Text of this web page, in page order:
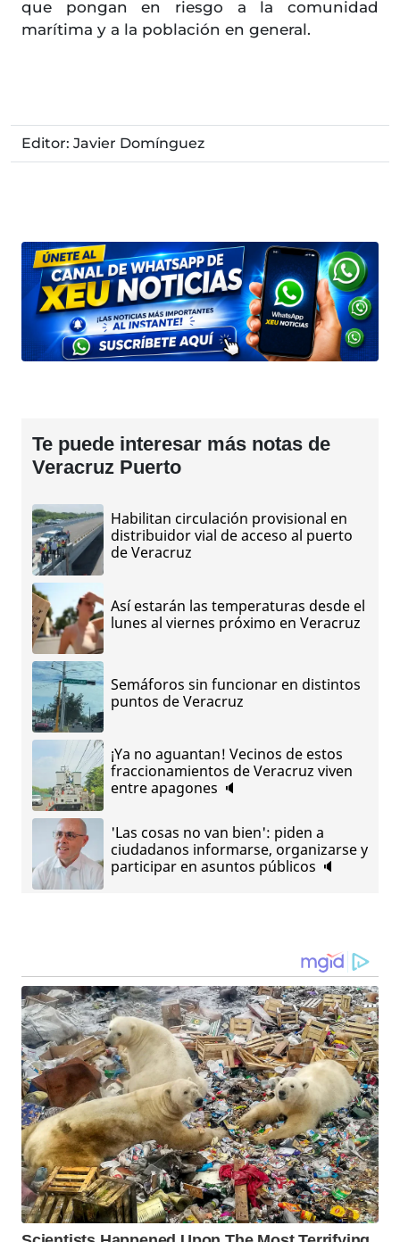
que pongan en riesgo a la comunidad
marítima y a la población en general.
Editor: Javier Domínguez
Te puede interesar más notas de
Veracruz Puerto
Habilitan circulación provisional en
distribuidor vial de acceso al puerto
de Veracruz
Así estarán las temperaturas desde el
lunes al viernes próximo en Veracruz
Semáforos sin funcionar en distintos
puntos de Veracruz
¡Ya no aguantan! Vecinos de estos
fraccionamientos de Veracruz viven
entre apagones 🔈
'Las cosas no van bien': piden a
ciudadanos informarse, organizarse y
participar en asuntos públicos 🔈